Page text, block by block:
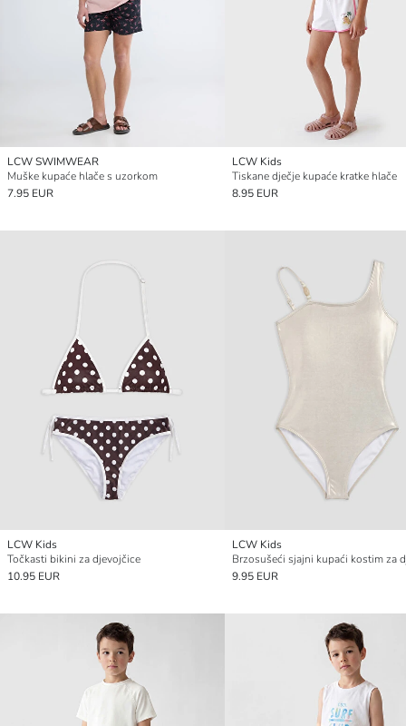
LCW SWIMWEAR
Muške kupaće hlače s uzorkom
7.95 EUR
LCW Kids
Tiskane dječje kupaće kratke hlače
8.95 EUR
LCW Kids
Točkasti bikini za djevojčice
10.95 EUR
LCW Kids
9.95 EUR